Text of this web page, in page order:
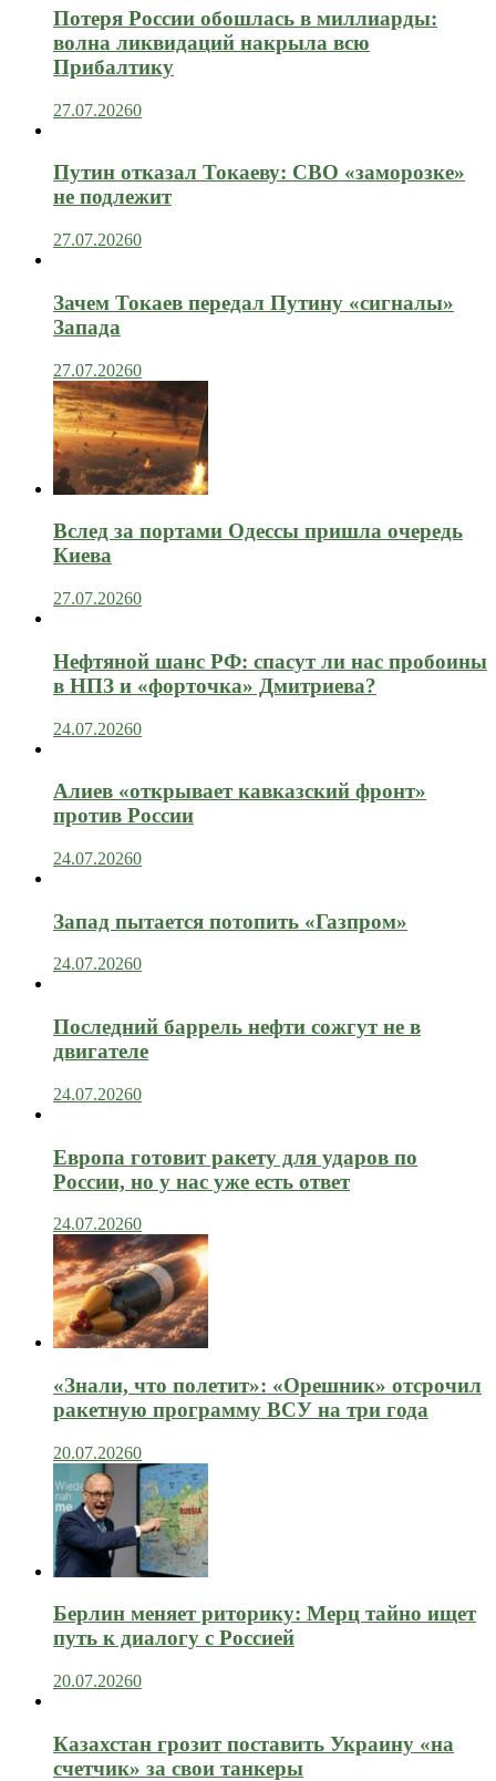
Потеря России обошлась в миллиарды:
волна ликвидаций накрыла всю
Прибалтику
27.07.20260
Путин отказал Токаеву: СВО «заморозке»
не подлежит
27.07.20260
Зачем Токаев передал Путину «сигналы»
Запада
27.07.20260
Вслед за портами Одессы пришла очередь
Киева
27.07.20260
Нефтяной шанс РФ: спасут ли нас пробоины
в НПЗ и «форточка» Дмитриева?
24.07.20260
Алиев «открывает кавказский фронт»
против России
24.07.20260
Запад пытается потопить «Газпром»
24.07.20260
Последний баррель нефти сожгут не в
двигателе
24.07.20260
Европа готовит ракету для ударов по
России, но у нас уже есть ответ
24.07.20260
«Знали, что полетит»: «Орешник» отсрочил
ракетную программу ВСУ на три года
20.07.20260
Берлин меняет риторику: Мерц тайно ищет
путь к диалогу с Россией
20.07.20260
Казахстан грозит поставить Украину «на
счетчик» за свои танкеры